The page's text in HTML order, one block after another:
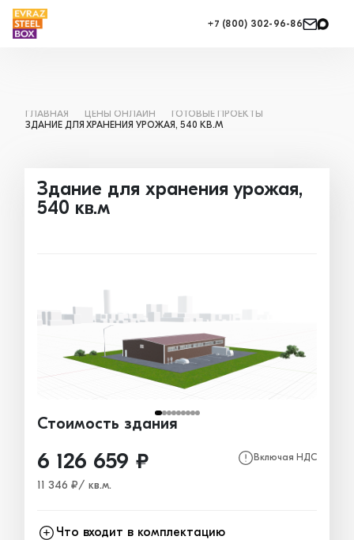
+7 (800) 302-96-86
ГЛАВНАЯ ЦЕНЫ ОНЛАЙН
ГОТОВЫЕ ПРОЕКТЫ
ЗДАНИЕ ДЛЯ ХРАНЕНИЯ УРОЖАЯ, 540 КВ.М
Здание для хранения урожая,
540 кв.м
Стоимость здания
6 126 659 ₽ Включая НДС
11 346 ₽/ кв.м.
Что входит в комплектацию